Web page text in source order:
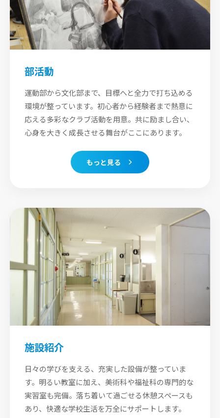
部活動
運動部から文化部まで、目標へと全力で打ち込める
環境が整っています。初心者から経験者まで熱意に
応える多彩なクラブ活動を用意。共に励まし合い、
心身を大きく成長させる舞台がここにあります。
もっと見る
施設紹介
日々の学びを支える、充実した設備が整っていま
す。明るい教室に加え、美術科や福祉科の専門的な
実習室も完備。落ち着いて過ごせる休憩スペースも
あり、快適な学校生活を万全にサポートします。